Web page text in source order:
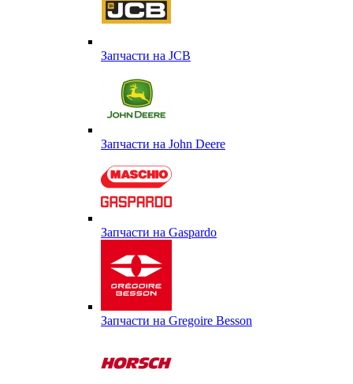
Запчасти на JCB
Запчасти на John Deere
Запчасти на Gaspardo
Запчасти на Gregoire Besson